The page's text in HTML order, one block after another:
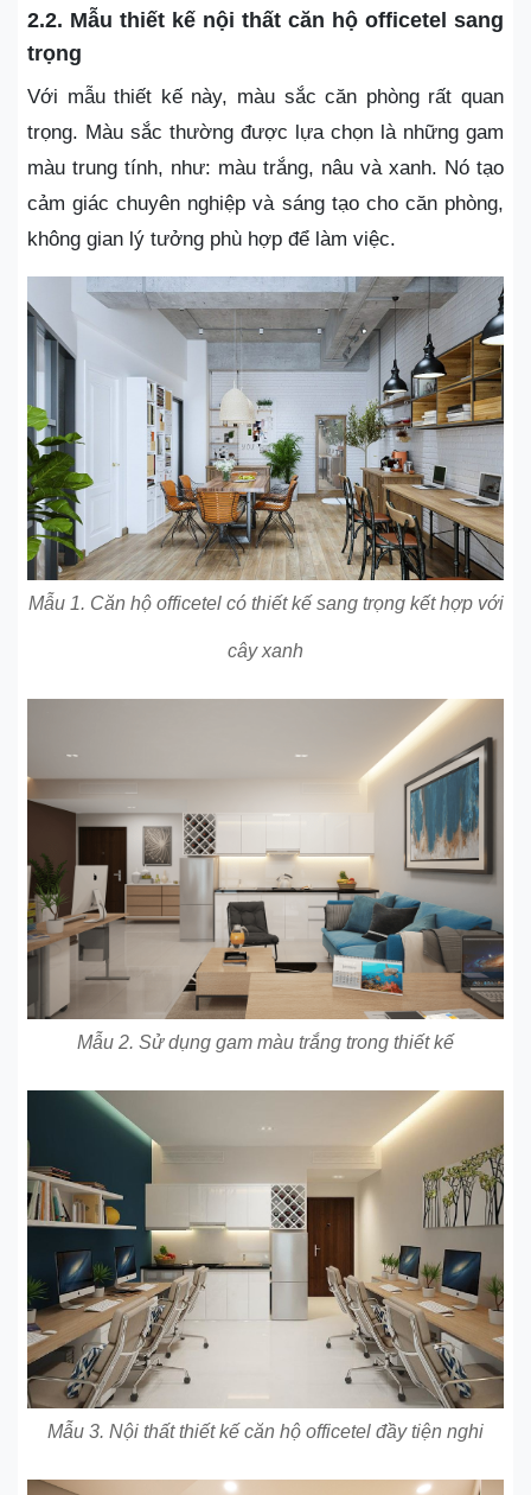
2.2. Mẫu thiết kế nội thất căn hộ officetel sang
trọng
Với mẫu thiết kế này, màu sắc căn phòng rất quan
trọng. Màu sắc thường được lựa chọn là những gam
màu trung tính, như: màu trắng, nâu và xanh. Nó tạo
cảm giác chuyên nghiệp và sáng tạo cho căn phòng,
không gian lý tưởng phù hợp để làm việc.
Mẫu 1. Căn hộ officetel có thiết kế sang trọng kết hợp với
cây xanh
Mẫu 2. Sử dụng gam màu trắng trong thiết kế
Mẫu 3. Nội thất thiết kế căn hộ officetel đầy tiện nghi